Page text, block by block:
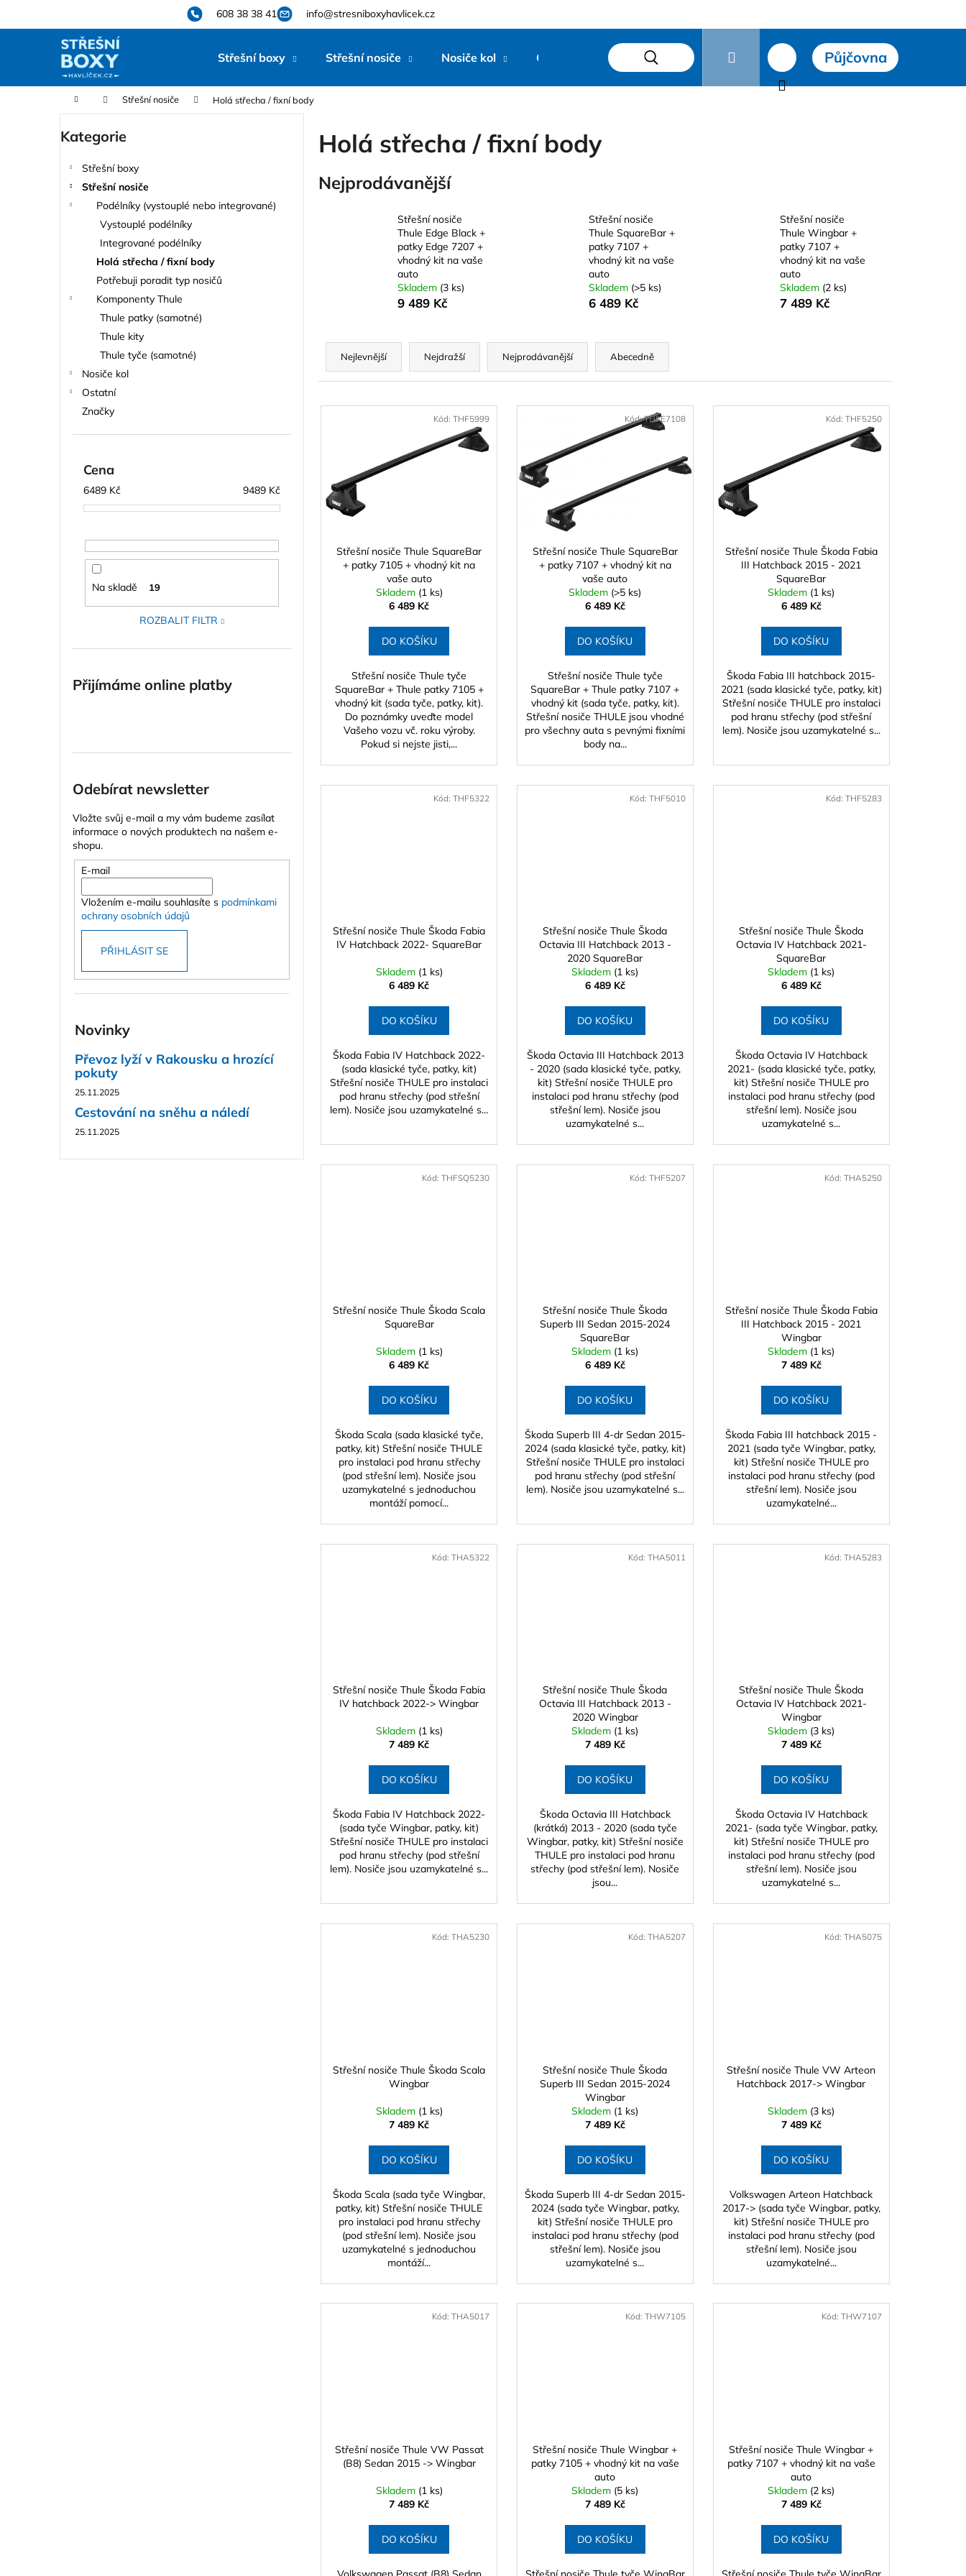
obsah
608 38 38 41 info@stresniboxyhavlicek.cz
Střešní boxy Střešní nosiče Nosiče kol Ostatní Značky
Hledat
Přihlášení
Nákupní
Půjčovna
Domů Střešní nosiče Holá střecha / fixní body
o
Přeskočit
kategorie
Kategorie
Střešní boxy
Střešní nosiče
Podélníky (vystouplé nebo integrované)
Vystouplé podélníky
Integrované podélníky
Holá střecha / fixní body
Potřebuji poradit typ nosičů
Komponenty Thule
Thule patky (samotné)
Thule kity
Thule tyče (samotné)
Nosiče kol
Ostatní
Značky
Cena
6489 Kč 9489Kč
Na skladě 19
ROZBALIT FILTR
Přijímáme online platby
Odebírat newsletter
Vložte svůj e-mail a my vám budeme zasílat
informace o nových produktech na našem e-
shopu.
E-mail
Vložením e-mailu souhlasíte s podmínkami
ochrany osobních údajů
PŘIHLÁSIT SE
Novinky
Převoz lyží v Rakousku a hrozící
pokuty
25.11.2025
Cestování na sněhu a náledí
25.11.2025
Holá střecha / fixní body
Nejprodávanější
Střešní nosiče
Thule Edge Black +
patky Edge 7207 +
vhodný kit na vaše
auto
Skladem (3 ks)
9 489 Kč
Střešní nosiče
Thule SquareBar +
patky 7107 +
vhodný kit na vaše
auto
Skladem (>5 ks)
6 489 Kč
Střešní nosiče
Thule Wingbar +
patky 7107 +
vhodný kit na vaše
auto
Skladem (2 ks)
7 489 Kč
Ř
z
d
Nejlevnější Nejdražší Nejprodávanější Abecedně
V
p
Střešní nosiče Thule SquareBar
+ patky 7105 + vhodný kit na
vaše auto
Skladem (1 ks)
6 489 Kč
DO KOŠÍKU
Střešní nosiče Thule tyče
SquareBar + Thule patky 7105 +
vhodný kit (sada tyče, patky, kit).
Do poznámky uveďte model
Vašeho vozu vč. roku výroby.
Pokud si nejste jisti,...
Kód:THF5999
Střešní nosiče Thule SquareBar
+ patky 7107 + vhodný kit na
vaše auto
Skladem (>5 ks)
6 489 Kč
DO KOŠÍKU
Střešní nosiče Thule tyče
SquareBar + Thule patky 7107 +
vhodný kit (sada tyče, patky, kit).
Střešní nosiče THULE jsou vhodné
pro všechny auta s pevnými fixními
body na...
Kód:THFE7108
Střešní nosiče Thule Škoda Fabia
III Hatchback 2015 - 2021
SquareBar
Skladem (1 ks)
6 489 Kč
DO KOŠÍKU
Škoda Fabia III hatchback 2015-
2021 (sada klasické tyče, patky, kit)
Střešní nosiče THULE pro instalaci
pod hranu střechy (pod střešní
lem). Nosiče jsou uzamykatelné s...
Kód: THF5250
Střešní nosiče Thule Škoda Fabia
IV Hatchback 2022- SquareBar
Skladem (1 ks)
6 489 Kč
DO KOŠÍKU
Škoda Fabia IV Hatchback 2022-
(sada klasické tyče, patky, kit)
Střešní nosiče THULE pro instalaci
pod hranu střechy (pod střešní
lem). Nosiče jsou uzamykatelné s...
Kód:THF5322
Střešní nosiče Thule Škoda
Octavia III Hatchback 2013 -
2020 SquareBar
Skladem (1 ks)
6 489 Kč
DO KOŠÍKU
Škoda Octavia III Hatchback 2013
- 2020 (sada klasické tyče, patky,
kit) Střešní nosiče THULE pro
instalaci pod hranu střechy (pod
střešní lem). Nosiče jsou
uzamykatelné s...
Kód: THF5010
Střešní nosiče Thule Škoda
Octavia IV Hatchback 2021-
SquareBar
Skladem (1 ks)
6 489 Kč
DO KOŠÍKU
Škoda Octavia IV Hatchback
2021- (sada klasické tyče, patky,
kit) Střešní nosiče THULE pro
instalaci pod hranu střechy (pod
střešní lem). Nosiče jsou
uzamykatelné s...
Kód: THF5283
Střešní nosiče Thule Škoda Scala
SquareBar
Skladem (1 ks)
6 489 Kč
DO KOŠÍKU
Škoda Scala (sada klasické tyče,
patky, kit) Střešní nosiče THULE
pro instalaci pod hranu střechy
(pod střešní lem). Nosiče jsou
uzamykatelné s jednoduchou
montáží pomocí...
Kód:THFSQ5230
Střešní nosiče Thule Škoda
Superb III Sedan 2015-2024
SquareBar
Skladem (1 ks)
6 489 Kč
DO KOŠÍKU
Škoda Superb III 4-dr Sedan 2015-
2024 (sada klasické tyče, patky, kit)
Střešní nosiče THULE pro instalaci
pod hranu střechy (pod střešní
lem). Nosiče jsou uzamykatelné s...
Kód: THF5207
Střešní nosiče Thule Škoda Fabia
III Hatchback 2015 - 2021
Wingbar
Skladem (1 ks)
7 489 Kč
DO KOŠÍKU
Škoda Fabia III hatchback 2015 -
2021 (sada tyče Wingbar, patky,
kit) Střešní nosiče THULE pro
instalaci pod hranu střechy (pod
střešní lem). Nosiče jsou
uzamykatelné...
Kód: THA5250
Střešní nosiče Thule Škoda Fabia
IV hatchback 2022-> Wingbar
Skladem (1 ks)
7 489 Kč
DO KOŠÍKU
Škoda Fabia IV Hatchback 2022-
(sada tyče Wingbar, patky, kit)
Střešní nosiče THULE pro instalaci
pod hranu střechy (pod střešní
lem). Nosiče jsou uzamykatelné s...
Kód:THA5322
Střešní nosiče Thule Škoda
Octavia III Hatchback 2013 -
2020 Wingbar
Skladem (1 ks)
7 489 Kč
DO KOŠÍKU
Škoda Octavia III Hatchback
(krátká) 2013 - 2020 (sada tyče
Wingbar, patky, kit) Střešní nosiče
THULE pro instalaci pod hranu
střechy (pod střešní lem). Nosiče
jsou...
Kód: THA5011
Střešní nosiče Thule Škoda
Octavia IV Hatchback 2021-
Wingbar
Skladem (3 ks)
7 489 Kč
DO KOŠÍKU
Škoda Octavia IV Hatchback
2021- (sada tyče Wingbar, patky,
kit) Střešní nosiče THULE pro
instalaci pod hranu střechy (pod
střešní lem). Nosiče jsou
uzamykatelné s...
Kód: THA5283
Střešní nosiče Thule Škoda Scala
Wingbar
Skladem (1 ks)
7 489 Kč
DO KOŠÍKU
Škoda Scala (sada tyče Wingbar,
patky, kit) Střešní nosiče THULE
pro instalaci pod hranu střechy
(pod střešní lem). Nosiče jsou
uzamykatelné s jednoduchou
montáží...
Kód:THA5230
Střešní nosiče Thule Škoda
Superb III Sedan 2015-2024
Wingbar
Skladem (1 ks)
7 489 Kč
DO KOŠÍKU
Škoda Superb III 4-dr Sedan 2015-
2024 (sada tyče Wingbar, patky,
kit) Střešní nosiče THULE pro
instalaci pod hranu střechy (pod
střešní lem). Nosiče jsou
uzamykatelné s...
Kód: THA5207
Střešní nosiče Thule VW Arteon
Hatchback 2017-> Wingbar
Skladem (3 ks)
7 489 Kč
DO KOŠÍKU
Volkswagen Arteon Hatchback
2017-> (sada tyče Wingbar, patky,
kit) Střešní nosiče THULE pro
instalaci pod hranu střechy (pod
střešní lem). Nosiče jsou
uzamykatelné...
Kód: THA5075
Střešní nosiče Thule VW Passat
(B8) Sedan 2015 -> Wingbar
Skladem (1 ks)
7 489 Kč
DO KOŠÍKU
Kód:THA5017
Střešní nosiče Thule Wingbar +
patky 7105 + vhodný kit na vaše
auto
Skladem (5 ks)
7 489 Kč
DO KOŠÍKU
Kód: THW7105
Střešní nosiče Thule Wingbar +
patky 7107 + vhodný kit na vaše
auto
Skladem (2 ks)
7 489 Kč
DO KOŠÍKU
Kód: THW7107
o
k
Zpět
obchodu
Zpět
obchodu
HLEDAT
Doporučujeme
Následující
STŘEŠNÍ BOX NEUMANN ADVENTURE
225 - ANTRACIT
6 189 Kč
PODÉLNÍKY 122 CM
4 290 Kč
14 990 Kč